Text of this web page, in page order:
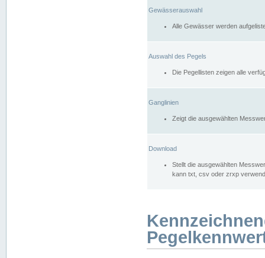
Gewässerauswahl
Alle Gewässer werden
Auswahl des Pegels
Die Pegellisten zeigen alle
Ganglinien
Zeigt die ausgewählten
Download
Stellt die ausgewählten
kann txt, csv oder zrxp